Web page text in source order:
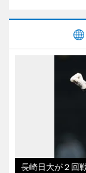
長崎日大が２回